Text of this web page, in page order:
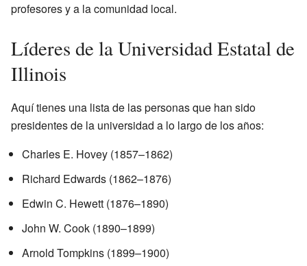
profesores y a la comunidad local.
Líderes de la Universidad Estatal de
Illinois
Aquí tienes una lista de las personas que han sido
presidentes de la universidad a lo largo de los años:
Charles E. Hovey (1857–1862)
Richard Edwards (1862–1876)
Edwin C. Hewett (1876–1890)
John W. Cook (1890–1899)
Arnold Tompkins (1899–1900)